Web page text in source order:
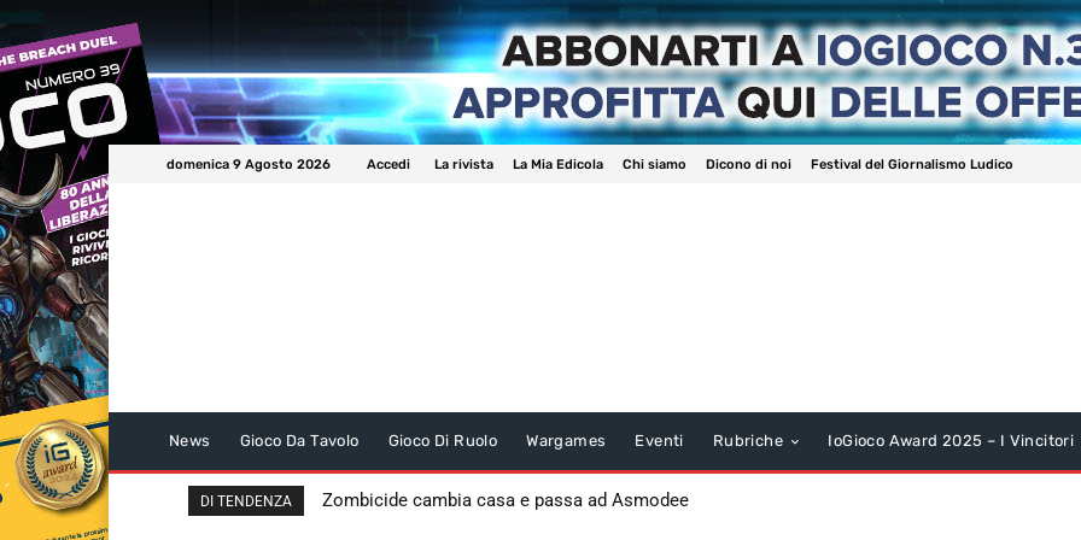
domenica 9 Agosto 2026 Accedi La rivista La Mia Edicola Chi siamo Dicono di noi Festival del Giornalismo Ludico
News Gioco Da Tavolo Gioco Di Ruolo Wargames Eventi Rubriche IoGioco Award 2025 – I Vincitori
DI TENDENZA Zombicide cambia casa e passa ad Asmodee